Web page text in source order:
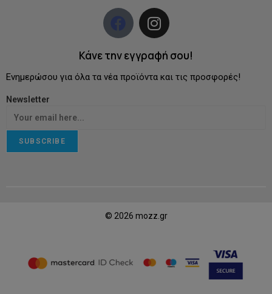
Κάνε την εγγραφή σου!
Ενημερώσου για όλα τα νέα προϊόντα και τις προσφορές!
Newsletter
SUBSCRIBE
© 2026 mozz.gr